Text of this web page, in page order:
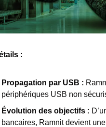
:
Propagation par USB :
périphériques USB non
Évolution des objectifs :
bancaires, Ramnit devient